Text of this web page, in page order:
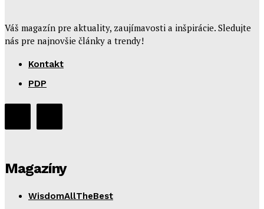
Váš magazín pre aktuality, zaujímavosti a inšpirácie. Sledujte
nás pre najnovšie články a trendy!
Kontakt
PDP
Magazíny
WisdomAllTheBest